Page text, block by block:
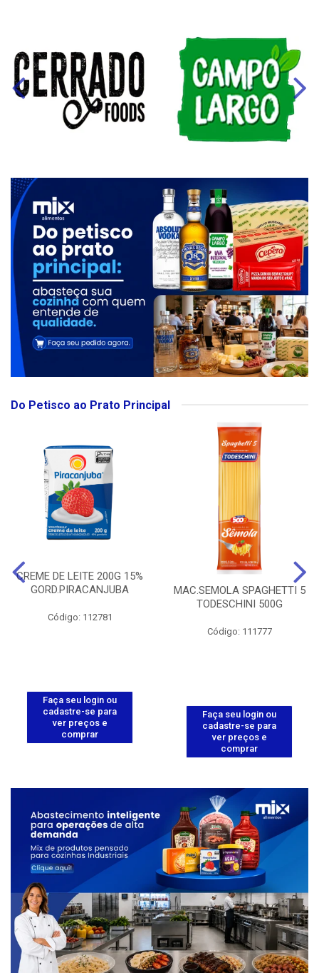
Do Petisco ao Prato Principal
CREME DE LEITE 200G 15%
GORD.PIRACANJUBA
Código: 112781
Faça seu login ou
cadastre-se para
ver preços e
comprar
MAC.SEMOLA SPAGHETTI 5
TODESCHINI 500G
Código: 111777
Faça seu login ou
cadastre-se para
ver preços e
comprar